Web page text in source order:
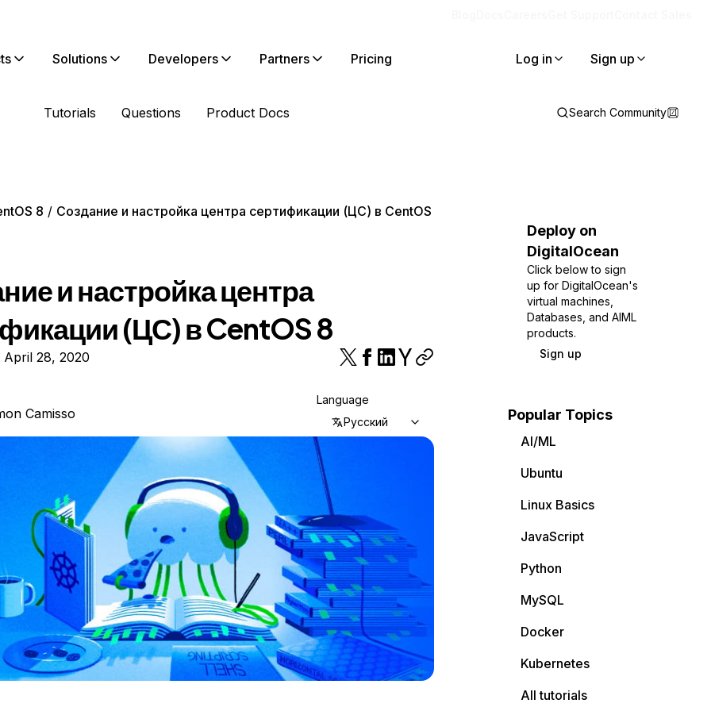
Solutions Developers Partners Pricing Log in Sign up
Tutorials Questions Product Docs Search Community
8
Создание и настройка центра сертификации (ЦС) в CentOS
и настройка центра
(ЦС) в CentOS 8
April 28, 2020
Camisso
Language
Русский
Deploy on
DigitalOcean
Click below to sign
up for DigitalOcean's
virtual machines,
Databases, and AIML
products.
Sign up
Popular Topics
AI/ML
Ubuntu
Linux Basics
JavaScript
Python
MySQL
Docker
Kubernetes
All tutorials